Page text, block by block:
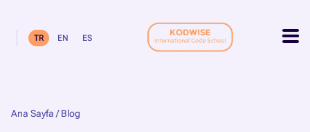
TR EN ES
Ana Sayfa /Blog